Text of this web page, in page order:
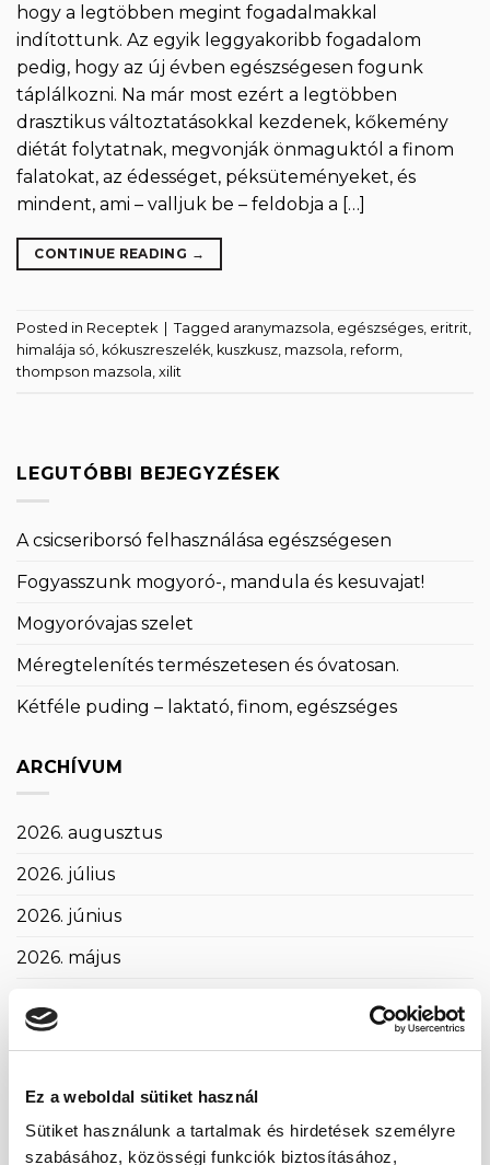
Ez a weboldal sütiket használ
Sütiket használunk a tartalmak és hirdetések személyre
szabásához, közösségi funkciók biztosításához,
hogy a legtöbben megint fogadalmakkal
indítottunk. Az egyik leggyakoribb fogadalom
pedig, hogy az új évben egészségesen fogunk
táplálkozni. Na már most ezért a legtöbben
drasztikus változtatásokkal kezdenek, kőkemény
diétát folytatnak, megvonják önmaguktól a finom
falatokat, az édességet, péksüteményeket, és
mindent, ami – valljuk be – feldobja a […]
CONTINUE READING →
Posted in Receptek Tagged aranymazsola, egészséges, eritrit,
himalája só, kókuszreszelék, kuszkusz, mazsola, reform,
thompson mazsola, xilit
LEGUTÓBBI BEJEGYZÉSEK
A csicseriborsó felhasználása egészségesen
Fogyasszunk mogyoró-, mandula és kesuvajat!
Mogyoróvajas szelet
Méregtelenítés természetesen és óvatosan.
Kétféle puding – laktató, finom, egészséges
ARCHÍVUM
2026. augusztus
2026. július
2026. június
2026. május
2026. január